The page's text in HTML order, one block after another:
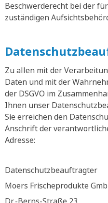
Beschwerderecht bei der
zuständigen
Zu allen mit der
Daten und mit der
der DSGVO im
Ihnen unser
Sie erreichen den
Anschrift der
Adresse:
Datenschutzbeauftragter
Moers Frischeprodukte